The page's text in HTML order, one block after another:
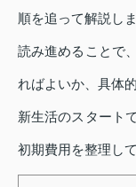
順を追って解説しま
読み進めることで
ればよいか、具体
新生活のスタート
初期費用を整理し